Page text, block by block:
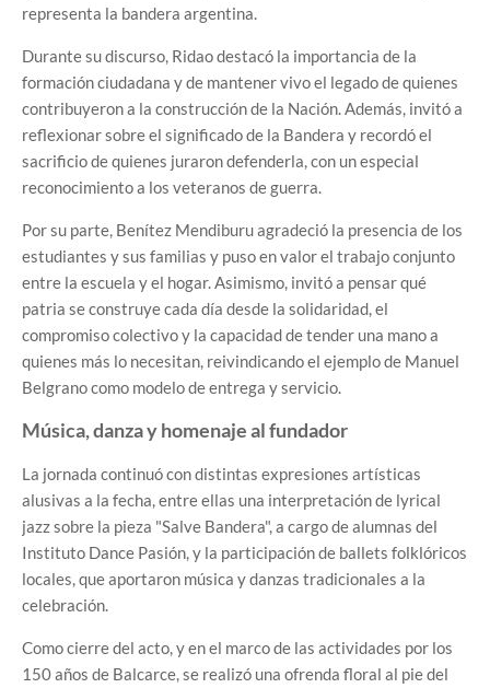
representa la bandera argentina.
Durante su discurso, Ridao destacó la importancia de la
formación ciudadana y de mantener vivo el legado de quienes
contribuyeron a la construcción de la Nación. Además, invitó a
reflexionar sobre el significado de la Bandera y recordó el
sacrificio de quienes juraron defenderla, con un especial
reconocimiento a los veteranos de guerra.
Por su parte, Benítez Mendiburu agradeció la presencia de los
estudiantes y sus familias y puso en valor el trabajo conjunto
entre la escuela y el hogar. Asimismo, invitó a pensar qué
patria se construye cada día desde la solidaridad, el
compromiso colectivo y la capacidad de tender una mano a
quienes más lo necesitan, reivindicando el ejemplo de Manuel
Belgrano como modelo de entrega y servicio.
Música, danza y homenaje al fundador
La jornada continuó con distintas expresiones artísticas
alusivas a la fecha, entre ellas una interpretación de lyrical
jazz sobre la pieza "Salve Bandera", a cargo de alumnas del
Instituto Dance Pasión, y la participación de ballets folklóricos
locales, que aportaron música y danzas tradicionales a la
celebración.
Como cierre del acto, y en el marco de las actividades por los
150 años de Balcarce, se realizó una ofrenda floral al pie del